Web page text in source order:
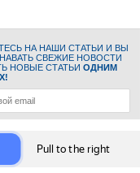
НА НАШИ СТАТЬИ И ВЫ
СВЕЖИЕ НОВОСТИ
НОВЫЕ СТАТЬИ ОДНИМ